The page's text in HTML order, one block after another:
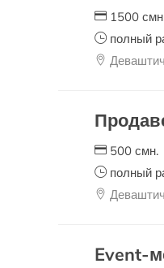
1500
полный
500 смн.
полный
Event-